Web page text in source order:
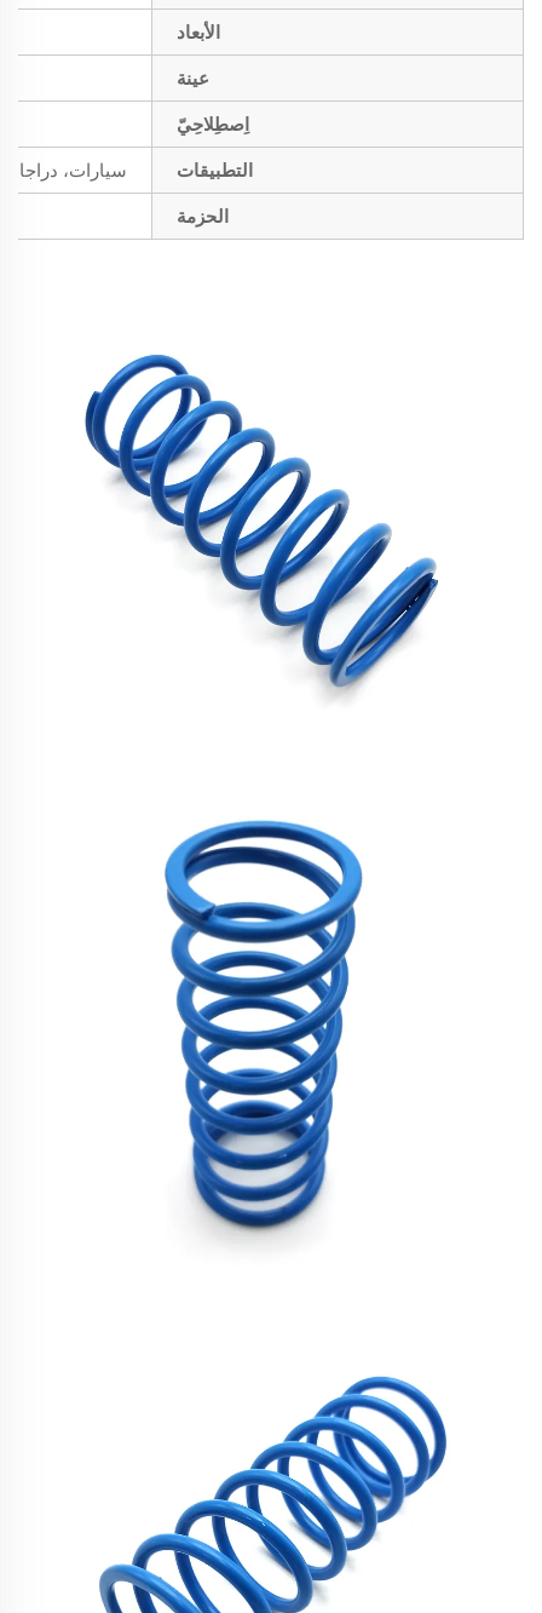
الأبعاد
عينة
اِصطِلاحِيّ
التطبيقات
سيارات، دراجات
الحزمة